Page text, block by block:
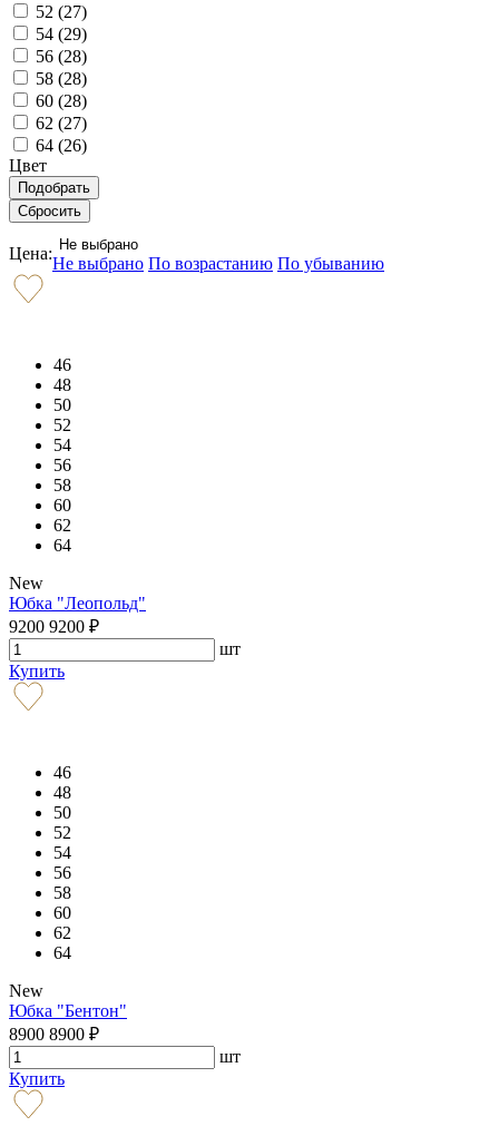
52 (27)
54 (29)
56 (28)
58 (28)
60 (28)
62 (27)
64 (26)
Цвет
Цена: Не выбрано
Не выбрано По возрастанию По убыванию
46
48
50
52
54
56
58
60
62
64
New
Юбка "Леопольд"
9200 9200 ₽
шт
Купить
46
48
50
52
54
56
58
60
62
64
New
Юбка "Бентон"
8900 8900 ₽
шт
Купить